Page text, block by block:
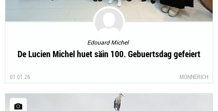
Edouard Michel
De Lucien Michel huet säin 100. Gebuertsdag gefeiert
01.01.26 MONNERICH